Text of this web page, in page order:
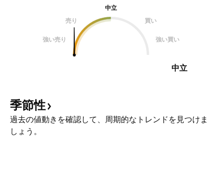
中立
売り
買い
強い売り 強い買い
中立
季節性
過去の値動きを確認して、周期的なトレンドを見つけま
しょう。